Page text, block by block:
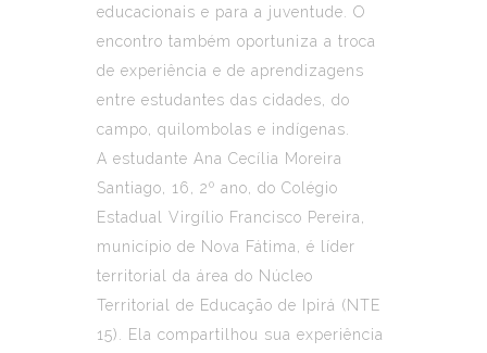
educacionais e para a juventude. O
encontro também oportuniza a troca
de experiência e de aprendizagens
entre estudantes das cidades, do
campo, quilombolas e indígenas.
A estudante Ana Cecília Moreira
Santiago, 16, 2º ano, do Colégio
Estadual Virgílio Francisco Pereira,
município de Nova Fátima, é líder
territorial da área do Núcleo
Territorial de Educação de Ipirá (NTE
15). Ela compartilhou sua experiência